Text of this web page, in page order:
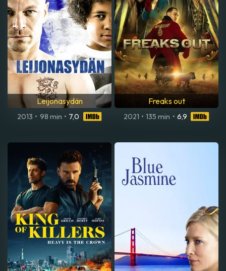
Leijonasydän
2013 • 98 min • 7,0
Freaks out
2021 • 135 min • 6,9